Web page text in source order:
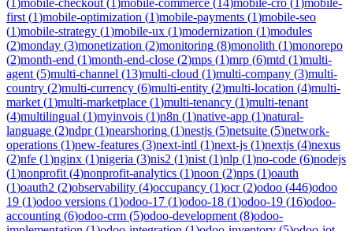
first (1)mobile-optimization (1)mobile-payments (1)mobile-seo
(1)mobile-strategy (1)mobile-ux (1)modernization (1)modules
(2)monday (3)monetization (2)monitoring (8)monolith (1)monorepo
(2)month-end (1)month-end-close (2)mps (1)mrp (6)mtd (1)multi-
agent (5)multi-channel (13)multi-cloud (1)multi-company (3)multi-
country (2)multi-currency (6)multi-entity (2)multi-location (4)multi-
market (1)multi-marketplace (1)multi-tenancy (1)multi-tenant
(4)multilingual (1)myinvois (1)n8n (1)native-app (1)natural-
language (2)ndpr(1)nearshoring (1)nestjs (5)netsuite (5)network-
operations (1)new-features (3)next-intl (1)next-js (1)nextjs (4)nexus
(2)nfe (1)nginx (1)nigeria (3)nis2 (1)nist (1)nlp (1)no-code (6)nodejs
(1)nonprofit (4)nonprofit-analytics (1)noon (2)nps (1)oauth
(1)oauth2 (2)observability (4)occupancy (1)ocr(2)odoo (446)odoo
19 (1)odoo versions (1)odoo-17 (1)odoo-18 (1)odoo-19 (16)odoo-
accounting (6)odoo-crm (5)odoo-development (8)odoo-